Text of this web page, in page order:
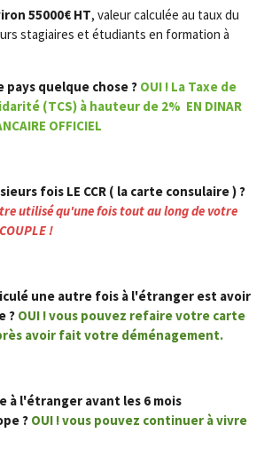
55000€ HT, valeur calculée au taux du
stagiaires et étudiants en formation à
pays quelque chose ? OUI ! La Taxe de
(TCS) à hauteur de 2% EN DINAR
OFFICIEL
fois LE CCR ( la carte consulaire ) ?
utilisé qu'une fois tout au long de votre
!
une autre fois à l'étranger est avoir
? OUI ! vous pouvez refaire votre carte
avoir fait votre déménagement.
à l'étranger avant les 6 mois
? OUI ! vous pouvez continuer à vivre